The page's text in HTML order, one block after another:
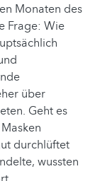
Monaten des
Frage: Wie
über
Geht es
durchlüftet
wussten